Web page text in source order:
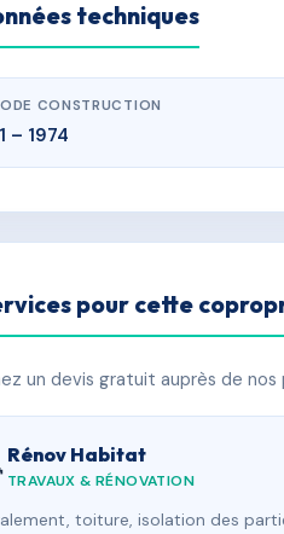
techniques
CONSTRUCTION
– 1974
pour cette
un devis gratuit auprès de nos
Rénov Habitat
TRAVAUX & RÉNOVATION
toiture, isolation des